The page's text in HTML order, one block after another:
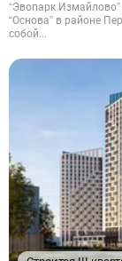
“Эвопарк
“Основа” в районе
собой...